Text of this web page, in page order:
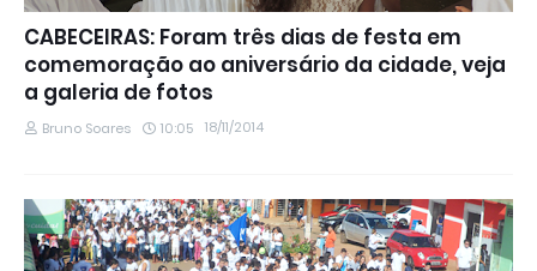
CABECEIRAS: Foram três dias de festa em
comemoração ao aniversário da cidade, veja
a galeria de fotos
Bruno Soares 10:05 18/11/2014